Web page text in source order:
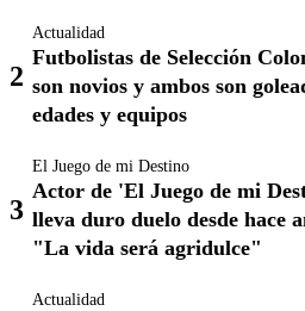
Actualidad
Futbolistas de Selección
son novios y ambos son
edades y equipos
El Juego de mi Destino
Actor de 'El Juego de mi
lleva duro duelo desde hace
"La vida será agridulce"
Actualidad